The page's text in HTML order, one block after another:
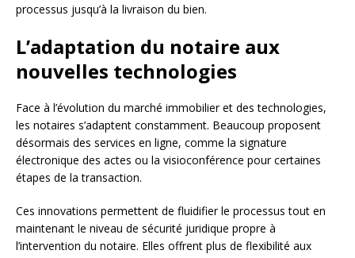
processus jusqu’à la livraison du bien.
L’adaptation du notaire aux
nouvelles technologies
Face à l’évolution du marché immobilier et des technologies,
les notaires s’adaptent constamment. Beaucoup proposent
désormais des services en ligne, comme la signature
électronique des actes ou la visioconférence pour certaines
étapes de la transaction.
Ces innovations permettent de fluidifier le processus tout en
maintenant le niveau de sécurité juridique propre à
l’intervention du notaire. Elles offrent plus de flexibilité aux